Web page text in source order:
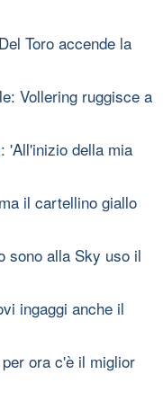
Toro accende la
Vollering ruggisce a
'All'inizio della mia
il cartellino giallo
sono alla Sky uso il
ingaggi anche il
ora c'è il miglior